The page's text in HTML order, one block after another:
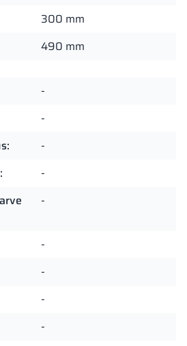
300 mm
490 mm
-
-
-
-
-
-
-
-
-